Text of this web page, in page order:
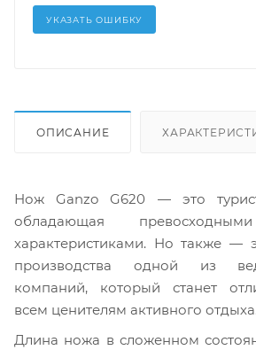
УКАЗАТЬ ОШИБКУ
ОПИСАНИЕ
Нож Ganzo G620 — это
обладающая
характеристиками. Но также —
производства одной из
компаний, который станет
всем ценителям активного
Длина ножа в сложенном